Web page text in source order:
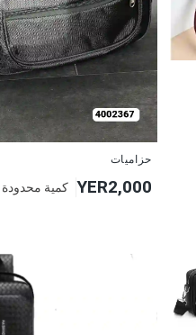
حزاميات
YER2,000 كمية محدودة